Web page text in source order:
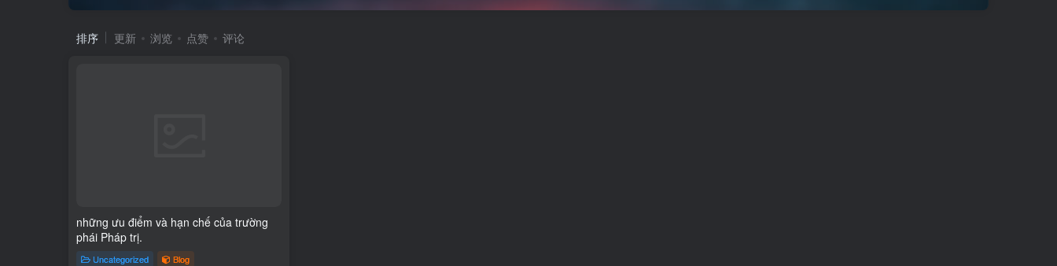
排序 更新 浏览 点赞 评论
những ưu điểm và hạn chế của trường
phái Pháp trị.
Uncategorized Blog